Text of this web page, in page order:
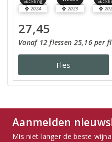
Suckling
2024 2023
27,45
Vanaf 12 flessen 25,16 per
Fles
Aanmelden
Mis niet langer de beste